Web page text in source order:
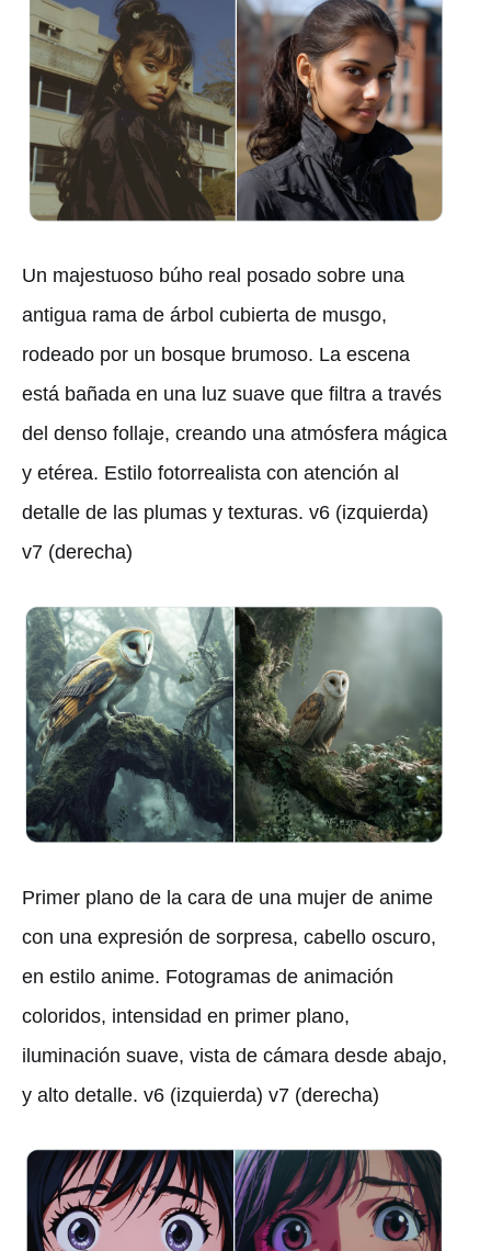
Un majestuoso búho real posado sobre una
antigua rama de árbol cubierta de musgo,
rodeado por un bosque brumoso. La escena
está bañada en una luz suave que filtra a través
del denso follaje, creando una atmósfera mágica
y etérea. Estilo fotorrealista con atención al
detalle de las plumas y texturas. v6 (izquierda)
v7 (derecha)
Primer plano de la cara de una mujer de anime
con una expresión de sorpresa, cabello oscuro,
en estilo anime. Fotogramas de animación
coloridos, intensidad en primer plano,
iluminación suave, vista de cámara desde abajo,
y alto detalle. v6 (izquierda) v7 (derecha)